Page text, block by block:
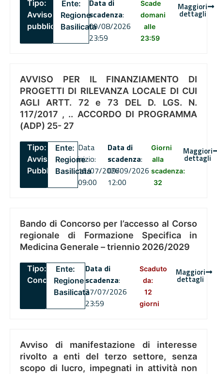
Tipo:
Avviso
pubblico
Ente:
Regione
Basilicata
Data di
scadenza:
09/08/2026
23:59
Scade
domani
alle
23:59
Maggiori
dettagli
AVVISO PER IL FINANZIAMENTO DI
PROGETTI DI RILEVANZA LOCALE DI CUI
AGLI ARTT. 72 e 73 DEL D. LGS. N.
117/2017 , .. ACCORDO DI PROGRAMMA
(ADP) 25- 27
Tipo:
Avviso
Pubblico
Ente:
Regione
Basilicata
Data
inizio:
16/07/2026
09:00
Data di
scadenza:
09/09/2026
12:00
Giorni
alla
scadenza:
32
Maggiori
dettagli
Bando di Concorso per l’accesso al Corso
regionale di Formazione Specifica in
Medicina Generale – triennio 2026/2029
Tipo:
Concorsi
Ente:
Regione
Basilicata
Data di
scadenza:
27/07/2026
23:59
Scaduto
da:
12
giorni
Maggiori
dettagli
Avviso di manifestazione di interesse
rivolto a enti del terzo settore, senza
scopo di lucro, impegnati in attività non